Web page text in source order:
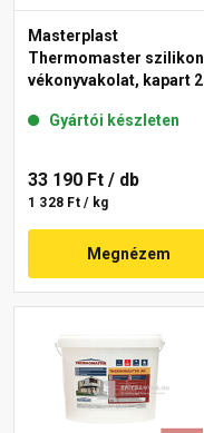
Masterplast
Thermomaster szilikon
vékonyvakolat, kapart 2
Gyártói készleten
33 190 Ft / db
1 328 Ft / kg
Megnézem